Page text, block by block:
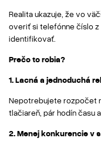
Realita ukazuje, že vo
overiť si telefónne číslo
identifikovať.
Prečo to robia?
1. Lacná a jednoduchá
Nepotrebujete rozpočet
tlačiareň, pár hodín času
2. Menej konkurencie v